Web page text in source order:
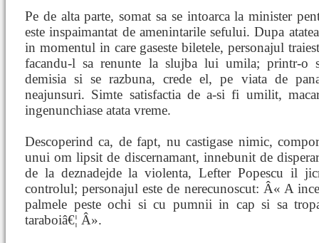
Pe de alta parte, somat sa se intoarca la minister
este inspaimantat de amenintarile sefului. Dupa
in momentul in care gaseste biletele, personajul
facandu-l sa renunte la slujba lui umila; printr-o
demisia si se razbuna, crede el, pe viata de
neajunsuri. Simte satisfactia de a-si fi umilit,
ingenunchiase atata vreme.
Descoperind ca, de fapt, nu castigase nimic,
unui om lipsit de discernamant, innebunit de
de la deznadejde la violenta, Lefter Popescu il
controlul; personajul este de nerecunoscut: Â« A
palmele peste ochi si cu pumnii in cap si sa
taraboiâ€¦ Â».